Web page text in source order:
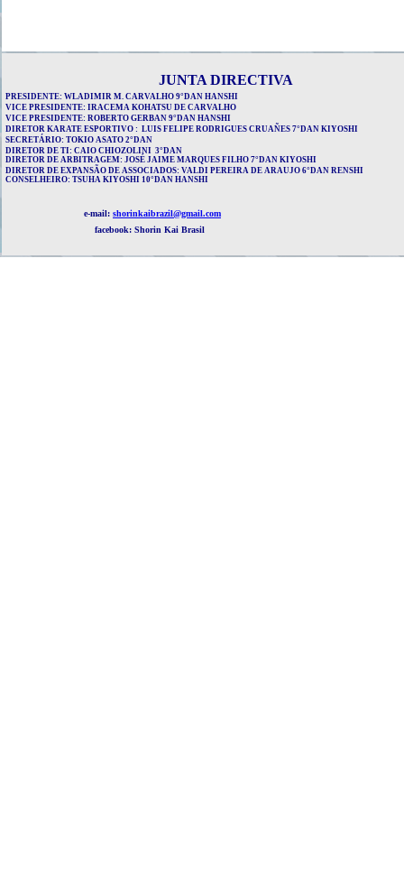
JUNTA DIRECTIVA
PRESIDENTE: WLADIMIR M. CARVALHO 9°DAN HANSHI
VICE PRESIDENTE: IRACEMA KOHATSU DE CARVALHO
VICE PRESIDENTE: ROBERTO GERBAN 9°DAN HANSHI
DIRETOR KARATE ESPORTIVO : LUIS FELIPE RODRIGUES CRUAÑES 7°DAN KIYOSHI
SECRETÁRIO: TOKIO ASATO 2°DAN
DIRETOR DE TI: CAIO CHIOZOLINI 3°DAN
DIRETOR DE ARBITRAGEM: JOSÉ JAIME MARQUES FILHO 7°DAN KIYOSHI
DIRETOR DE EXPANSÃO DE ASSOCIADOS: VALDI PEREIRA DE ARAUJO 6°DAN RENSHI
CONSELHEIRO: TSUHA KIYOSHI 10°DAN HANSHI
e-mail: shorinkaibrazil@gmail.com
facebook: Shorin Kai Brasil